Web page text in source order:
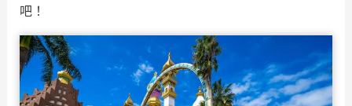
吧！